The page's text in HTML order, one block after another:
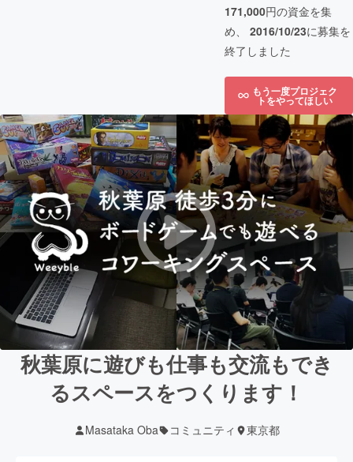
171,000円の資金を集
め、 2016/10/23に募集を
終了しました
もう一度プロジェク
トをやってほしい
秋葉原に遊びも仕事も交流もでき
るスペースをつくります！
Masataka Oba コミュニティ 東京都